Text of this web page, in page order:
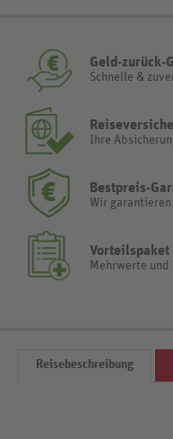
Geld-zurück-
Schnelle &
Ihre
Bestpreis-
Wir
Vorteilspaket
Mehrwerte
Reisebeschreibung